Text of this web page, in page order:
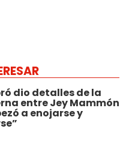
dio detalles de la
entre Jey Mammón
a enojarse y